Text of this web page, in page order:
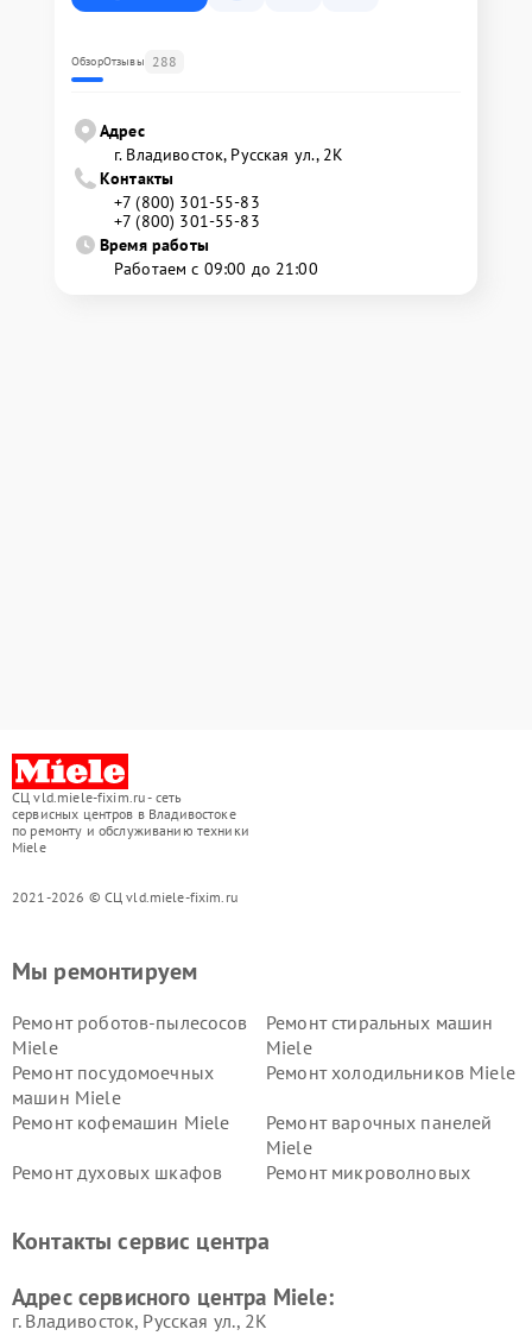
ОбзорОтзывы 288
Адрес
г. Владивосток, Русская ул., 2К
Контакты
+7 (800) 301-55-83
+7 (800) 301-55-83
Время работы
Работаем с 09:00 до 21:00
СЦ vld.miele-fixim.ru - сеть
сервисных центров в Владивостоке
по ремонту и обслуживанию техники
Miele
2021-2026 © СЦ vld.miele-fixim.ru
Мы ремонтируем
Ремонт роботов-пылесосов
Miele
Ремонт стиральных машин
Miele
Ремонт посудомоечных
машин Miele
Ремонт холодильников Miele
Ремонт кофемашин Miele
Ремонт варочных панелей
Miele
Ремонт духовых шкафов
Ремонт микроволновых
Miele
Miele
пылесосов Miele
Контакты сервис центра
Адрес сервисного центра Miele:
г. Владивосток, Русская ул., 2К